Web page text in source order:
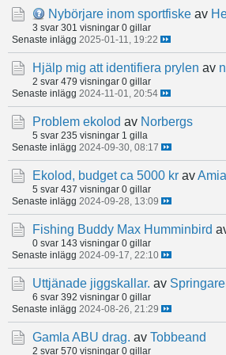
Nybörjare inom sportfiske av
3 svar 301 visningar 0 gillar
Senaste inlägg 2025-01-11, 19:22
Hjälp mig att identifiera prylen av
2 svar 479 visningar 0 gillar
Senaste inlägg 2024-11-01, 20:54
Problem ekolod av Norbergs
5 svar 235 visningar 1 gilla
Senaste inlägg 2024-09-30, 08:17
Ekolod, budget ca 5000 kr av
5 svar 437 visningar 0 gillar
Senaste inlägg 2024-09-28, 13:09
Fishing Buddy Max Humminbird
0 svar 143 visningar 0 gillar
Senaste inlägg 2024-09-17, 22:10
Uttjänade jiggskallar. av
6 svar 392 visningar 0 gillar
Senaste inlägg 2024-08-26, 21:29
Gamla ABU drag. av Tobbeand
2 svar 570 visningar 0 gillar